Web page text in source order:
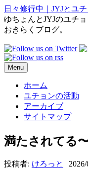
日々修行中｜JYJとユ
ゆちょんとJYJのユチ
おきらくブログ。
Menu
ホーム
ユチョンの活動
アーカイブ
サイトマップ
満たされてる〜
投稿者: けろっと |